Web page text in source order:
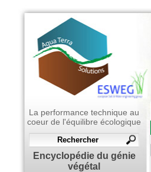
La performance technique au
coeur de l'équilibre écologique
Encyclopédie du génie
végétal